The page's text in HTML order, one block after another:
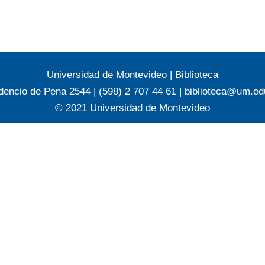
Universidad de Montevideo | Biblioteca
de Pena 2544 | (598) 2 707 44 61 |
© 2021 Universidad de Montevideo